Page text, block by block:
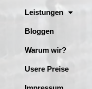
Leistungen
Bloggen
Warum wir?
Usere Preise